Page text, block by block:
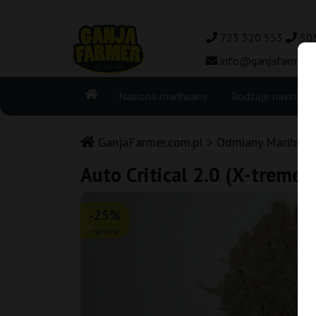
723 320 553
Nasiona marihuany Rodzaje nasion
GanjaFarmer.com.pl Odmiany
Auto Critical 2.0 (X-treme)